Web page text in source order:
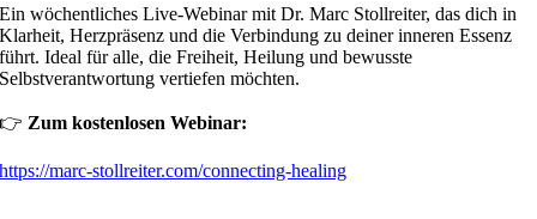
Ein wöchentliches Live-Webinar mit Dr. Marc Stollreiter, das dich in
Klarheit, Herzpräsenz und die Verbindung zu deiner inneren Essenz
führt. Ideal für alle, die Freiheit, Heilung und bewusste
Selbstverantwortung vertiefen möchten.
👉Zum kostenlosen Webinar:
https://marc-stollreiter.com/connecting-healing